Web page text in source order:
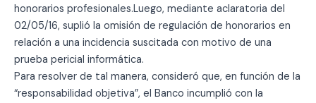
honorarios profesionales.Luego, mediante aclaratoria del
02/05/16, suplió la omisión de regulación de honorarios en
relación a una incidencia suscitada con motivo de una
prueba pericial informática.
Para resolver de tal manera, consideró que, en función de la
“responsabilidad objetiva”, el Banco incumplió con la